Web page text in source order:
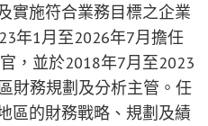
實施符合業務目標之企業
年1月至2026年7月擔任
，並於2018年7月至2023
財務規劃及分析主管。任
區的財務戰略、規劃及績